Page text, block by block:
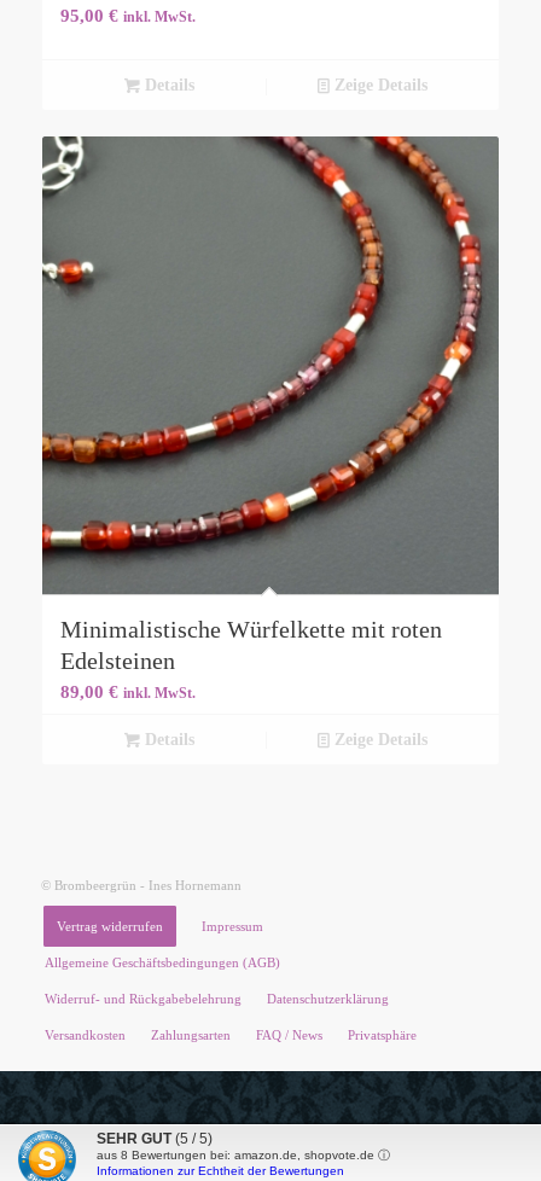
95,00 € inkl. MwSt.
Details Zeige Details
Minimalistische Würfelkette mit roten
Edelsteinen
89,00 € inkl. MwSt.
Details Zeige Details
© Brombeergrün - Ines Hornemann
Vertrag widerrufen Impressum
Allgemeine Geschäftsbedingungen (AGB)
Widerruf- und Rückgabebelehrung Datenschutzerklärung
Versandkosten Zahlungsarten FAQ / News Privatsphäre
SEHR GUT (5 / 5)
aus 8 Bewertungen bei: amazon.de, shopvote.de ⓘ
Informationen zur Echtheit der Bewertungen